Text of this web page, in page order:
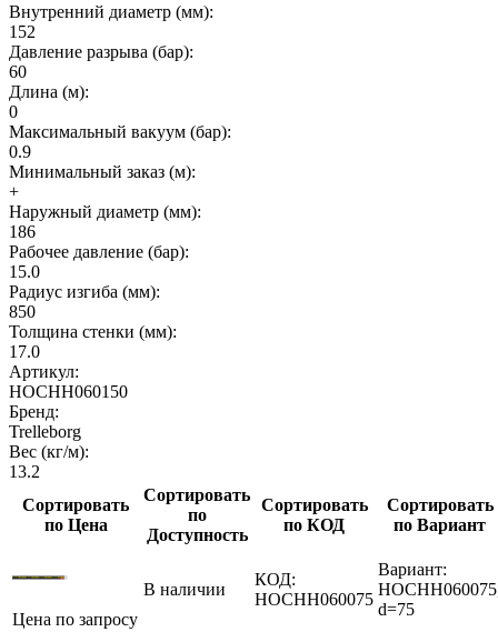
Внутренний диаметр (мм):
152
Давление разрыва (бар):
60
Длина (м):
0
Максимальный вакуум (бар):
0.9
Минимальный заказ (м):
+
Наружный диаметр (мм):
186
Рабочее давление (бар):
15.0
Радиус изгиба (мм):
850
Толщина стенки (мм):
17.0
Артикул:
HOCHH060150
Бренд:
Trelleborg
Вес (кг/м):
13.2
Сортировать
по Цена
Сортировать
по
Доступность
Сортировать
по КОД
Сортировать
по Вариант
Цена по запросу
В наличии
КОД:
HOCHH060075
Вариант:
d=75